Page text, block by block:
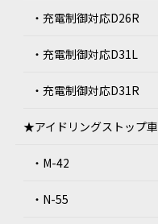
・充電制御対応D26R
・充電制御対応D31L
・充電制御対応D31R
★アイドリングストップ車
・M-42
・N-55